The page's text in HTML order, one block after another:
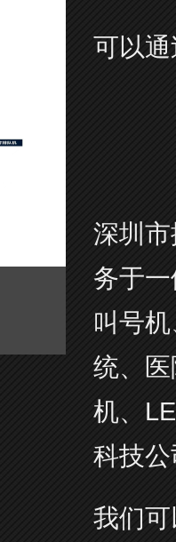
可以
深圳
务于
叫号
统、
机、
科技
我们